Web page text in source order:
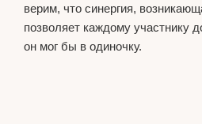
верим, что синергия,
позволяет каждому участнику
он мог бы в одиночку.